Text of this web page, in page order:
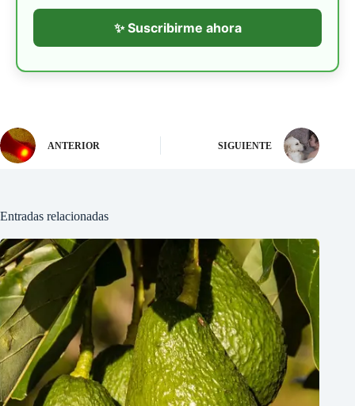
✨ Suscribirme ahora
ANTERIOR SIGUIENTE
Entradas relacionadas